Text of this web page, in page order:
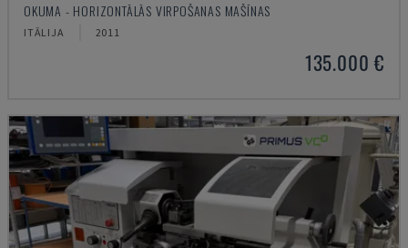
OKUMA - HORIZONTĀLĀS VIRPOŠANAS MAŠĪNAS
ITĀLIJA 2011
135.000 €